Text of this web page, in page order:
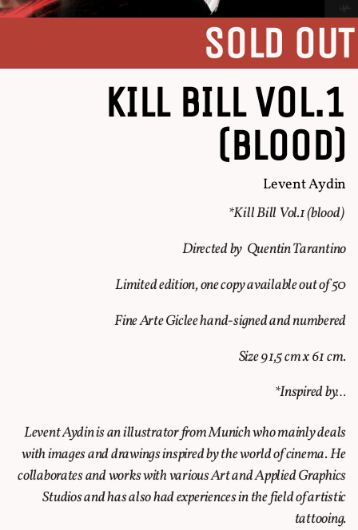
SOLD OUT
KILL BILL Vol.1
(blood)
Levent Aydin
*Kill Bill Vol.1 (blood)
Directed by Quentin Tarantino
Limited edition, one copy available out of50
Fine Arte Giclee hand-signed and numbered
Size 91,5 cm x 61 cm.
*Inspired by…
Levent Aydin is an illustrator from Munich who mainly deals
with images and drawings inspired by the world of cinema. He
collaborates and works with various Art and Applied Graphics
Studios and has also had experiences in the field of artistic
tattooing.